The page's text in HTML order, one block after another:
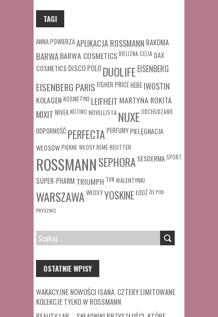
TAGI
ANNA POWIERZAAPLIKACJA ROSSMANN BAKOMA
BARWABARWA COSMETICSBIELIZNACELIA DAX
COSMETICSDISCO POLODUOLIFE EISENBERG
EISENBERG PARIS FISHER PRICEHEBE IWOSTIN
KOLAGEN KOSMETYKI LEIFHEIT MARTYNA ROKITA
MIXIT NIVEANOTINO NOVELLISTA NUXEODCHUDZANIE
ODPORNOŚĆ PERFECTA PERFUMY PIELĘGNACJA
WŁOSÓWPIĘKNE WŁOSYREMÉREUTTER
ROSSMANNSEPHORASESDERMA SPORT
SUPER-PHARM TRIUMPH TVN WALENTYNKI
WARSZAWA WŁOSYYOSKINE ŁÓDŹŻEL POD
PRYSZNIC
SZUKAJ:
OSTATNIE WPISY
WAKACYJNE NOWOŚCI ISANA. CZTERY LIMITOWANE
KOLEKCJE TYLKO W ROSSMANN